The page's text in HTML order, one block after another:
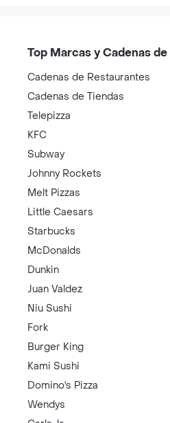
Top Marcas y Cadenas
Cadenas de Restaurantes
Cadenas de Tiendas
Telepizza
KFC
Subway
Johnny Rockets
Melt Pizzas
Little Caesars
Starbucks
McDonalds
Dunkin
Juan Valdez
Niu Sushi
Fork
Burger King
Kami Sushi
Domino's Pizza
Wendys